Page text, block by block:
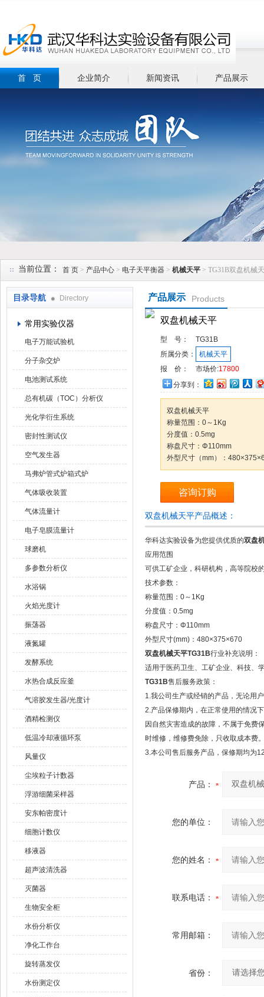
首 页 企业简介 新闻资讯 产品展示
当前位置： 首 页 > 产品中心 > 电子天平衡器 > 机械天平 > TG31B双盘机械
目录导航 Directory
常用实验仪器
电子万能试验机
分子杂交炉
电池测试系统
总有机碳（TOC）分析仪
光化学衍生系统
密封性测试仪
空气发生器
马弗炉管式炉箱式炉
气体吸收装置
气体流量计
电子皂膜流量计
球磨机
多参数分析仪
水浴锅
火焰光度计
振荡器
液氮罐
发酵系统
水热合成反应釜
气溶胶发生器/光度计
酒精检测仪
低温冷却液循环泵
风量仪
尘埃粒子计数器
浮游细菌采样器
安东帕密度计
细胞计数仪
移液器
超声波清洗器
灭菌器
生物安全柜
水份分析仪
净化工作台
旋转蒸发仪
水份测定仪
产品展示 Products
双盘机械天平
型 号：
TG31B
所属分类：
机械天平
报 价：
市场价:17800
分享到：
双盘机械天平
称量范围：0～1Kg
分度值：0.5mg
称盘尺寸：Φ110mm
外型尺寸（mm）：
咨询订购
双盘机械天平产品概述：
华科达实验设备为您提供优质的双盘
应用范围
可供工矿企业，科研机构，高等院校
技术参数：
称量范围：0～1Kg
分度值：0.5mg
称盘尺寸：Φ110mm
外型尺寸(mm)：480×375×670
双盘机械天平TG31B行业补充说明：
适用于医药卫生、工矿企业、科技、
TG31B售后服务政策：
1.我公司生产或经销的产品，无论用
2.产品保修期内，在正常使用的情况
因自然灾害造成的故障，不属于免费
时维修，维修费免除，只收取成本费
3.本公司售后服务产品，保修期均为
产品：
您的单位：
您的姓名：
联系电话：
常用邮箱：
省份：